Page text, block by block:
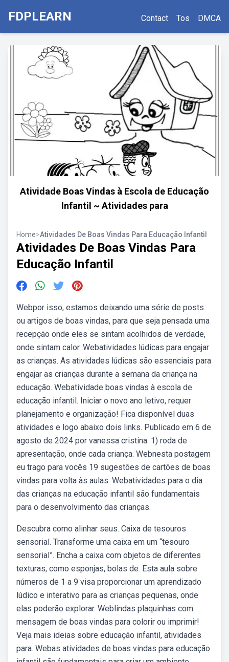
FDPLEARN Contact Tos DMCA
Atividade Boas Vindas à Escola de Educação
Infantil ~ Atividades para
Home>Atividades De Boas Vindas Para Educação Infantil
Atividades De Boas Vindas Para
Educação Infantil
Webpor isso, estamos deixando uma série de posts
ou artigos de boas vindas, para que seja pensada uma
recepção onde eles se sintam acolhidos de verdade,
onde sintam calor. Webatividades lúdicas para engajar
as crianças. As atividades lúdicas são essenciais para
engajar as crianças durante a semana da criança na
educação. Webatividade boas vindas à escola de
educação infantil. Iniciar o novo ano letivo, requer
planejamento e organização! Fica disponível duas
atividades e logo abaixo dois links. Publicado em 6 de
agosto de 2024 por vanessa cristina. 1) roda de
apresentação, onde cada criança. Webnesta postagem
eu trago para vocês 19 sugestões de cartões de boas
vindas para volta às aulas. Webatividades para o dia
das crianças na educação infantil são fundamentais
para o desenvolvimento das crianças.
Descubra como alinhar seus. Caixa de tesouros
sensorial. Transforme uma caixa em um “tesouro
sensorial”. Encha a caixa com objetos de diferentes
texturas, como esponjas, bolas de. Esta aula sobre
números de 1 a 9 visa proporcionar um aprendizado
lúdico e interativo para as crianças pequenas, onde
elas poderão explorar. Weblindas plaquinhas com
mensagem de boas vindas para colorir ou imprimir!
Veja mais ideias sobre educação infantil, atividades
para. Webas atividades de boas vindas para educação